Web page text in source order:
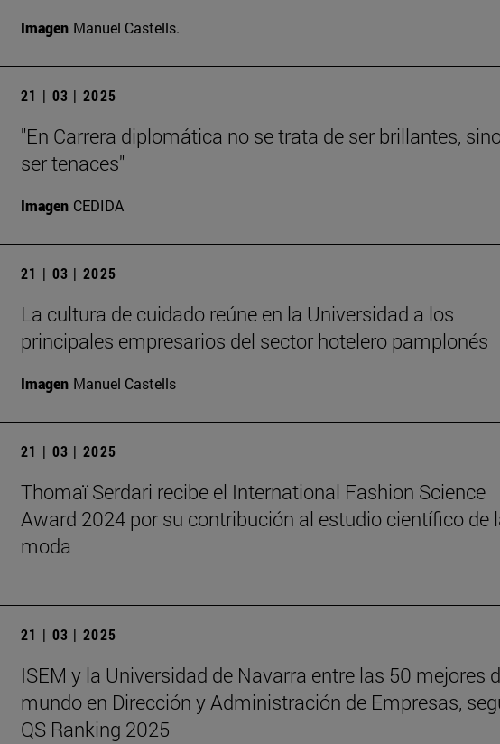
Imagen Manuel Castells.
21 | 03 | 2025
"En Carrera diplomática no se trata de ser brillantes,
ser tenaces"
Imagen CEDIDA
21 | 03 | 2025
La cultura de cuidado reúne en la Universidad a los
principales empresarios del sector hotelero pamplonés
Imagen Manuel Castells
21 | 03 | 2025
Thomaï Serdari recibe el International Fashion Science
Award 2024 por su contribución al estudio científico de
moda
21 | 03 | 2025
ISEM y la Universidad de Navarra entre las 50 mejores
mundo en Dirección y Administración de Empresas,
QS Ranking 2025